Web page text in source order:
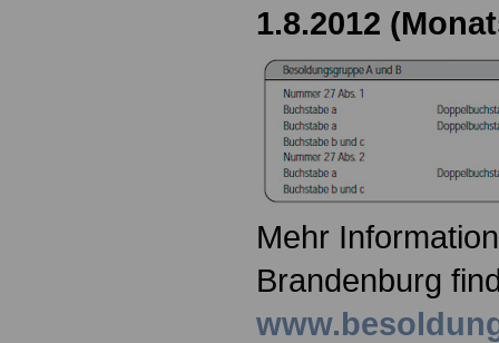
1.8.2012
Mehr
Brandenburg